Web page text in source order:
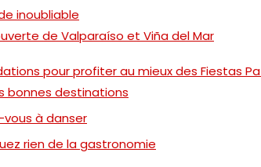
inoubliable
de Valparaíso et Viña del Mar
pour profiter au mieux des Fiestas
bonnes destinations
à danser
rien de la gastronomie